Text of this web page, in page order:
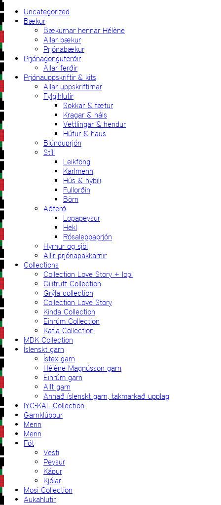
Uncategorized
Bækur
Bækurnar hennar Hélène
Allar bækur
Prjónabækur
Prjónagönguferðir
Allar ferðir
Prjónauppskriftir & kits
Allar uppskriftirnar
Fylgihlutir
Sokkar & fætur
Kragar & háls
Vettlingar & hendur
Húfur & haus
Blúnduprjón
Stíll
Leikföng
Karlmenn
Hús & hybili
Fullorðin
Börn
Aðferð
Lopapeysur
Hekl
Rósaleppaprjón
Hyrnur og sjöl
Allir prjónapakkarnir
Collections
Collection Love Story + lopi
Gilitrutt Collection
Grýla collection
Collection Love Story
Kinda Collection
Einrúm Collection
Katla Collection
MDK Collection
Íslenskt garn
Ístex garn
Hélène Magnússon garn
Einrúm garn
Allt garn
Annað íslenskt garn, takmarkað upplag
IYC-KAL Collection
Garnklúbbur
Menn
Menn
Föt
Vesti
Peysur
Kápur
Kjólar
Mosi Collection
Aukahlutir